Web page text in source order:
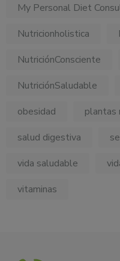
My Personal Diet
Nutricionholistica
NutriciónConsciente
NutriciónSaludable
obesidad
plantas
salud digestiva
vida saludable
vitaminas